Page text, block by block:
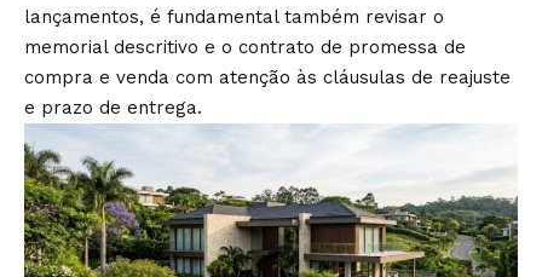
lançamentos, é fundamental também revisar o
memorial descritivo e o contrato de promessa de
compra e venda com atenção às cláusulas de reajuste
e prazo de entrega.